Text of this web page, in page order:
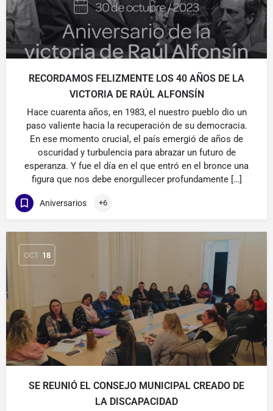
RECORDAMOS FELIZMENTE LOS 40 AÑOS DE LA
VICTORIA DE RAÚL ALFONSÍN
Hace cuarenta años, en 1983, el nuestro pueblo dio un
paso valiente hacia la recuperación de su democracia.
En ese momento crucial, el país emergió de años de
oscuridad y turbulencia para abrazar un futuro de
esperanza. Y fue el día en el que entró en el bronce una
figura que nos debe enorgullecer profundamente […]
Aniversarios +6
OCT 18
SE REUNIÓ EL CONSEJO MUNICIPAL CREADO DE
LA DISCAPACIDAD